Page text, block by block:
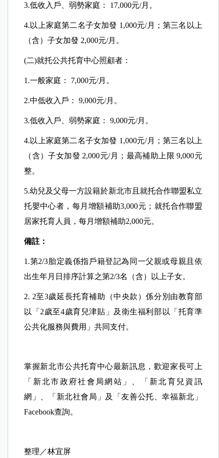
3.低收入戶、弱勢家庭： 17,000元/月。
4.以上家庭第二名子女加發 1,000元/月；第三名以上
（含）子女加發 2,000元/月。
(二)就托公共托育中心照顧者：
1.一般家庭： 7,000元/月。
2.中低收入戶： 9,000元/月。
3.低收入戶、弱勢家庭： 9,000元/月。
4.以上家庭第二名子女加發 1,000元/月；第三名以上
（含）子女加發 2,000元/月；最高補助上限 9,000元
整。
5.幼兒及父母一方設籍於新北市且就托合作聯盟私立
托嬰中心者，每月增額補助3,000元；就托合作聯盟
居家托育人員，每月增額補助2,000元。
備註：
1.第2/3胎定義係指戶籍登記為同一父親或母親且依
出生年月日排序計算之第2/3名（含）以上子女。
2. 2至3歲延長托育補助（中央款）係分別由教育部
以「2歲至4歲育兒津貼」及衛生福利部以「托育準
公共化服務與費用」共同支付。
掌握新北市公共托育中心最新訊息，歡迎家長可上
「新北市政府社會局網站」、「新北育兒資訊
網」、「新北社會局」及「友善公托、幸福新北」
Facebook查詢。
整理／林宜屏